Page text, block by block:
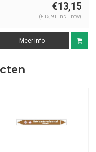
€13,15
(€15,91 Incl. btw)
Meer info